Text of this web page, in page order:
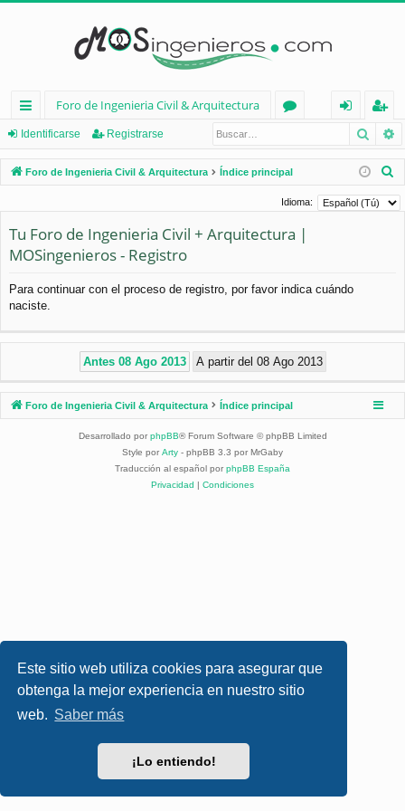
Este sitio web utiliza cookies para asegurar que
obtenga la mejor experiencia en nuestro sitio
web. Saber más
¡Lo entiendo!
nl
ac
es
pi
os
Foro de Ingenieria Civil & Arquitectura
os
nt
ifi
eg
ist
ra
Identificarse Registrarse
Foro de Ingenieria Civil & Arquitectura Índice principal
s
Idioma:
Tu Foro de Ingenieria Civil + Arquitectura |
MOSingenieros - Registro
Para continuar con el proceso de registro, por favor indica cuándo
naciste.
Foro de Ingenieria Civil & Arquitectura Índice principal
Desarrollado por phpBB® Forum Software © phpBB Limited
Style por Arty - phpBB 3.3 por MrGaby
Traducción al español por phpBB España
Privacidad | Condiciones